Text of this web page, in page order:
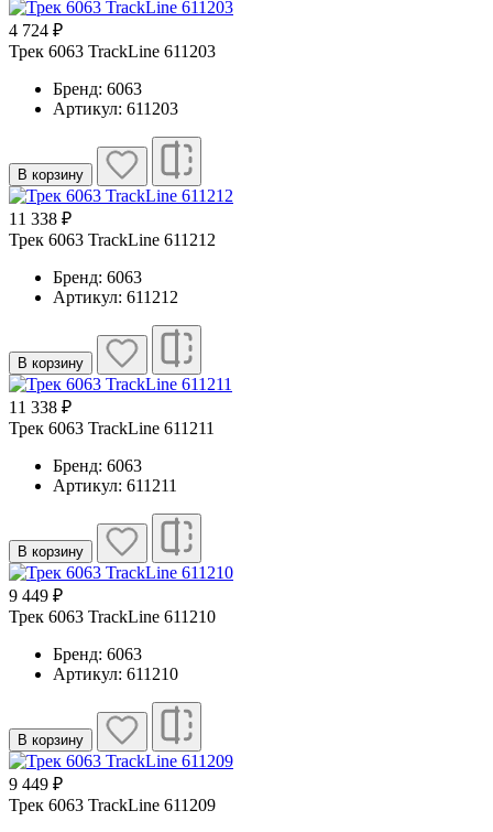
4 724 ₽
Трек 6063 TrackLine 611203
Бренд: 6063
Артикул: 611203
В корзину
11 338 ₽
Трек 6063 TrackLine 611212
Бренд: 6063
Артикул: 611212
В корзину
11 338 ₽
Трек 6063 TrackLine 611211
Бренд: 6063
Артикул: 611211
В корзину
9 449 ₽
Трек 6063 TrackLine 611210
Бренд: 6063
Артикул: 611210
В корзину
9 449 ₽
Трек 6063 TrackLine 611209